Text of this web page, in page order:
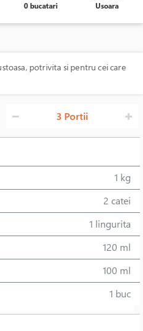
0 bucatari
Usoara
potrivita si pentru cei care
3 Portii
1 kg
2 catei
1 lingurita
120 ml
100 ml
1 buc